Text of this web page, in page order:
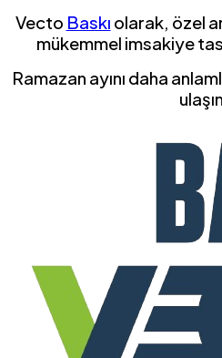
Vecto Baskı olarak, özel
mükemmel imsakiye
Ramazan ayını daha